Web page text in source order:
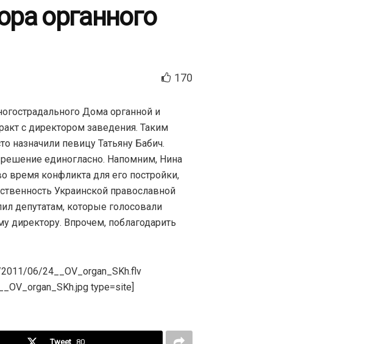
органного
170
Дома органной и
с директором заведения. Таким
назначили певицу Татьяну Бабич.
единогласно. Напомним, Нина
время конфликта для его постройки,
Украинской православной
депутатам, которые голосовали
директору. Впрочем, поблагодарить
06/24__OV_organ_SKh.flv
type=site]
Tweet 80